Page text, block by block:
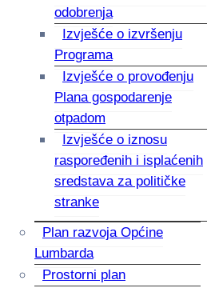
odobrenja
Izvješće o izvršenju
Programa
Izvješće o provođenju
Plana gospodarenje
otpadom
Izvješće o iznosu
raspoređenih i isplaćenih
sredstava za političke
stranke
Plan razvoja Općine
Lumbarda
Prostorni plan